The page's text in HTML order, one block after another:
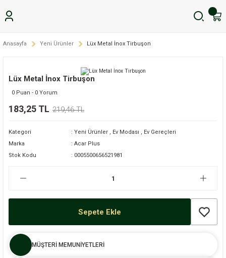
Anasayfa Yeni Ürünler Lüx Metal İnox Tirbuşon
Lüx Metal İnox Tirbuşon
0 Puan - 0 Yorum
183,25 TL 219,46 TL
Kategori Yeni Ürünler , Ev Modası , Ev Gereçleri
Marka
Acar Plus
Stok Kodu
0005500656521981
Sepete Ekle
MÜŞTERİ MEMUNİYETLERİ